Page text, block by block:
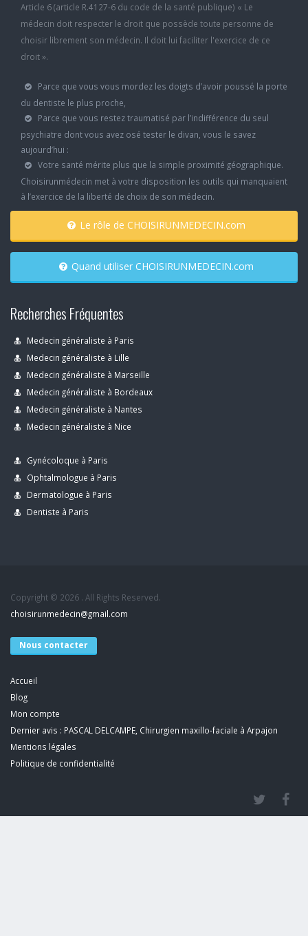
Article 6 (article R.4127-6 du code de la santé publique) « Le
médecin doit respecter le droit que possède toute personne de
choisir librement son médecin. Il doit lui faciliter l'exercice de ce
droit ».
Parce que vous vous mordez les doigts d’avoir poussé la porte
du dentiste le plus proche,
Parce que vous restez traumatisé par l’indifférence du seul
psychiatre dont vous avez osé tester le divan, vous le savez
aujourd’hui :
Votre santé mérite plus que la simple proximité géographique.
Choisirunmédecin met à votre disposition les outils qui manquaient
à l’exercice de la liberté de choix de son médecin.
Le rôle de CHOISIRUNMEDECIN.com
Quand utiliser CHOISIRUNMEDECIN.com
Recherches Fréquentes
Medecin généraliste à Paris
Medecin généraliste à Lille
Medecin généraliste à Marseille
Medecin généraliste à Bordeaux
Medecin généraliste à Nantes
Medecin généraliste à Nice
Gynécoloque à Paris
Ophtalmologue à Paris
Dermatologue à Paris
Dentiste à Paris
Copyright © 2026 . All Rights Reserved.
choisirunmedecin@gmail.com
Nous contacter
Accueil
Blog
Mon compte
Dernier avis : PASCAL DELCAMPE, Chirurgien maxillo-faciale à Arpajon
Mentions légales
Politique de confidentialité